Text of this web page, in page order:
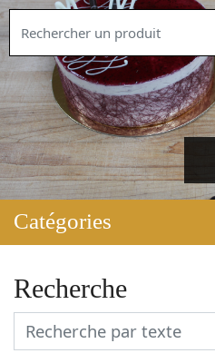
Catégories
Recherche